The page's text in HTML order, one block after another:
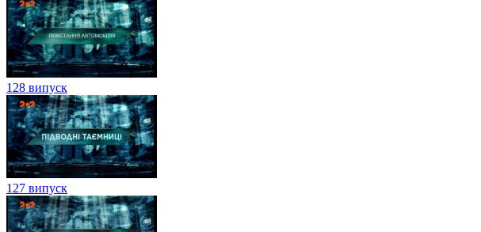
128 випуск
127 випуск